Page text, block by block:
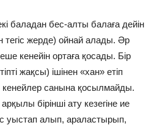
баладан бес-алты балаға дейін
тегіс жерде) ойнай алады. Әр
кенейін ортаға қосады. Бір
жақсы) ішінен «хан» етіп
санына қосылмайды.
бірінші ату кезегіне ие
уыстап алып, араластырып,